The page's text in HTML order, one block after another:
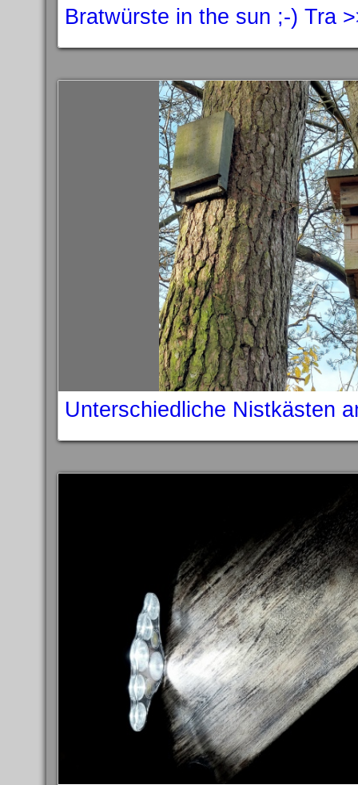
Bratwürste in the sun ;-) Tra
Unterschiedliche Nistkästen